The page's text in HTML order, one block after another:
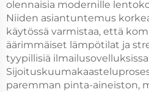
olennaisia modernille
Niiden asiantuntemus
käytössä varmistaa, että
äärimmäiset lämpötilat ja
tyypillisiä
paremman pinta-aineiston,